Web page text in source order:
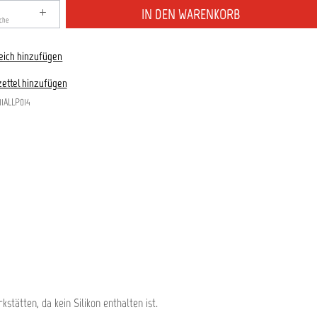
Gib den gewünschten Wert ein oder benutze
IN DEN WARENKORB
hinzufügen
hinzufügen
11ALLP014
da kein Silikon enthalten ist.